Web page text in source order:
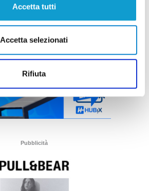
Accetta tutti
Accetta selezionati
Rifiuta
Pubblicità